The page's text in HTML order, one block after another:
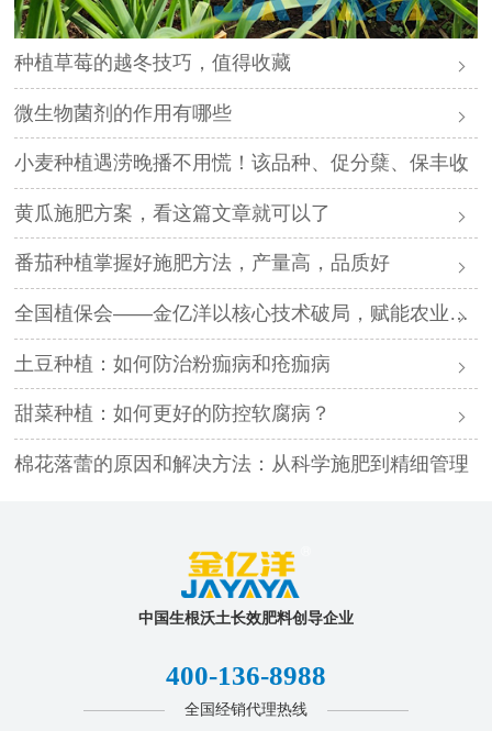
种植草莓的越冬技巧，值得收藏
微生物菌剂的作用有哪些
小麦种植遇涝晚播不用慌！该品种、促分蘖、保丰收
黄瓜施肥方案，看这篇文章就可以了
番茄种植掌握好施肥方法，产量高，品质好
全国植保会——金亿洋以核心技术破局，赋能农业高质量发展
土豆种植：如何防治粉痂病和疮痂病
甜菜种植：如何更好的防控软腐病？
棉花落蕾的原因和解决方法：从科学施肥到精细管理
中国生根沃土长效肥料创导企业
400-136-8988
全国经销代理热线